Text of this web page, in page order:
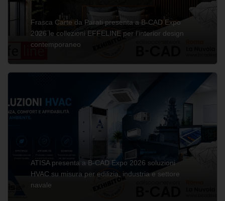
Frasca Carte da Parati presenta a B-CAD Expo
2026 le collezioni EFFELINE per l’interior design
contemporaneo
ATISA presenta a B-CAD Expo 2026 soluzioni
HVAC su misura per edilizia, industria e settore
navale